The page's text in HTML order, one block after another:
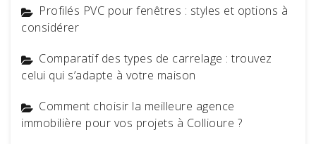
Profilés PVC pour fenêtres : styles et options à
considérer
Comparatif des types de carrelage : trouvez
celui qui s’adapte à votre maison
Comment choisir la meilleure agence
immobilière pour vos projets à Collioure ?